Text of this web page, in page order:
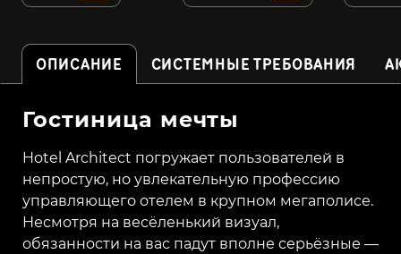
ОПИСАНИЕ СИСТЕМНЫЕ ТРЕБОВАНИЯ
Гостиница мечты
Hotel Architect погружает пользователей в
непростую, но увлекательную профессию
управляющего отелем в крупном мегаполисе.
Несмотря на весёленький визуал,
обязанности на вас падут вполне серьёзные —